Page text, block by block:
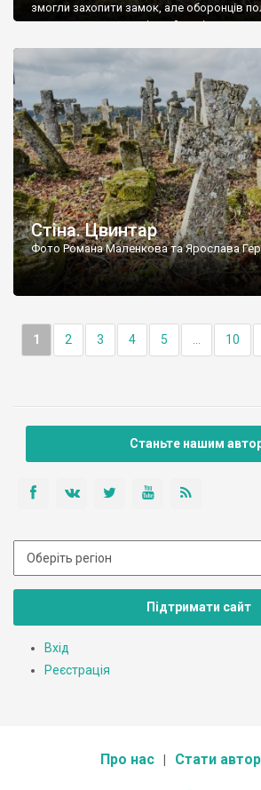
змогли захопити замок, але оборонців
поховали на цвинтарі, який тоді
ньому чимало хрестів 19 століття, є такі,
Стіна. Цвинтар
Фото Романа Маленкова та Ярослава
1 2 3 4 5 10
Станьте нашим
Підтримати сайт
Вхід
Реєстрація
Про нас Стати